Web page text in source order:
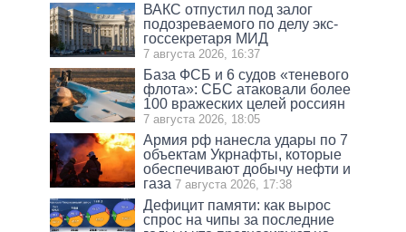
ВАКС отпустил под залог
подозреваемого по делу экс-
госсекретаря МИД
7 августа 2026, 16:37
База ФСБ и 6 судов «теневого
флота»: СБС атаковали более
100 вражеских целей россиян
7 августа 2026, 18:05
Армия рф нанесла удары по 7
объектам Укрнафты, которые
обеспечивают добычу нефти и
газа 7 августа 2026, 17:38
Дефицит памяти: как вырос
спрос на чипы за последние